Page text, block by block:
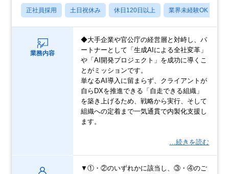
正社員採用 土日祝休み 休日120日以上 業界未経験OK
業務内容
◆大手企業や官公庁の経営層と対峙し、パ
ートナーとして「生成AIによる全社変革」
や「AI開発プロジェクト」を成功に導くこ
とがミッションです。
単なるAI導入に留まらず、クライアントが
自らDXを推進できる「自走できる組織」
を築き上げるため、戦略から実行、そして
組織への定着まで一気通貫で内製化支援し
ます。
…続きを読む
▼①・②のいずれかに該当し、③・④のご